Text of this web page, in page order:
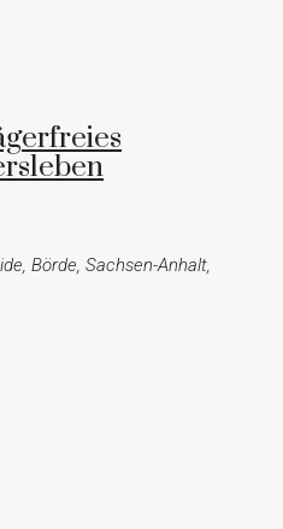
Börde, Sachsen-Anhalt,